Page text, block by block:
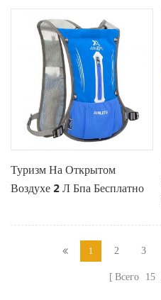
Туризм На Открытом
Воздухе 2 Л Бпа Бесплатно
Пузыря Рюкзак
1 2 3
Всего 15